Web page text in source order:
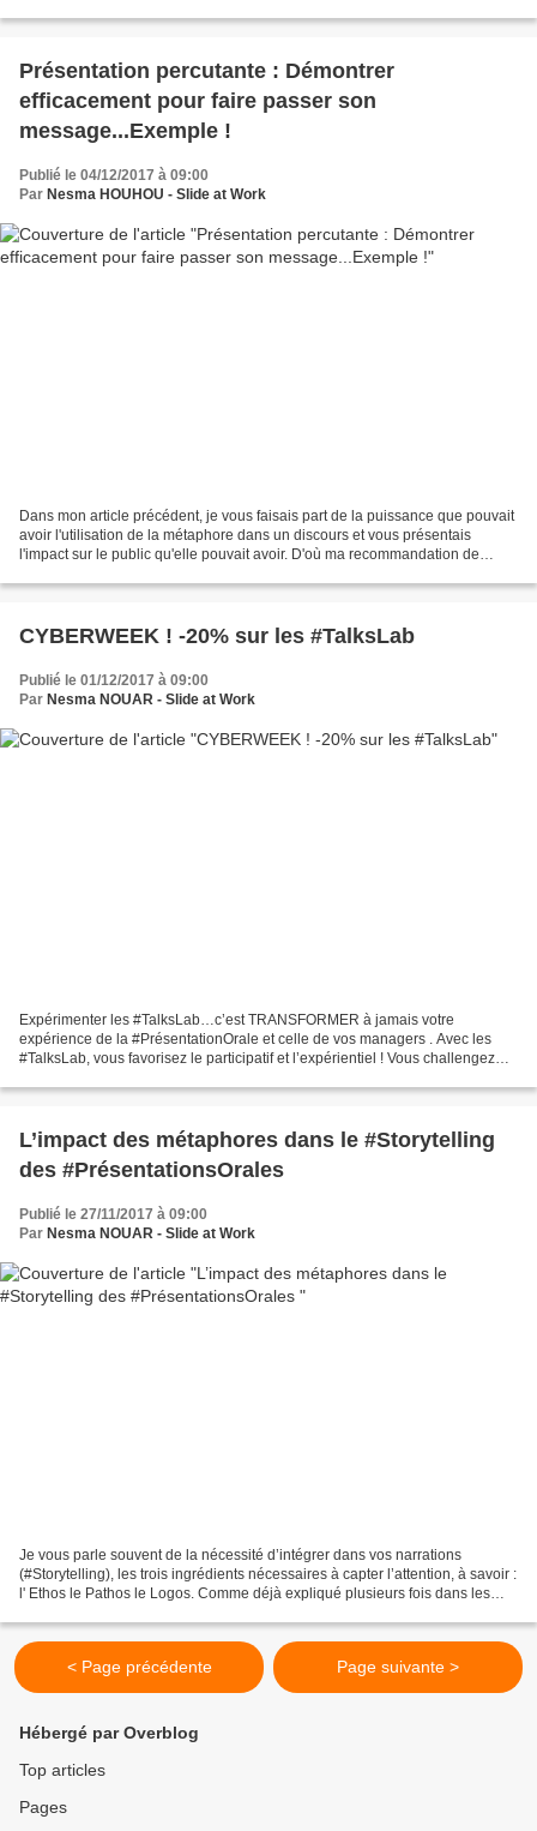
Présentation percutante : Démontrer
efficacement pour faire passer son
message...Exemple !
Publié le 04/12/2017 à 09:00
Par Nesma HOUHOU - Slide at Work
Dans mon article précédent, je vous faisais part de la puissance que pouvait
avoir l'utilisation de la métaphore dans un discours et vous présentais
l'impact sur le public qu'elle pouvait avoir. D'où ma recommandation de
CYBERWEEK ! -20% sur les #TalksLab
Publié le 01/12/2017 à 09:00
Par Nesma NOUAR - Slide at Work
Expérimenter les #TalksLab…c’est TRANSFORMER à jamais votre
expérience de la #PrésentationOrale et celle de vos managers . Avec les
#TalksLab, vous favorisez le participatif et l’expérientiel ! Vous challengez
L’impact des métaphores dans le #Storytelling
des #PrésentationsOrales
Publié le 27/11/2017 à 09:00
Par Nesma NOUAR - Slide at Work
Je vous parle souvent de la nécessité d’intégrer dans vos narrations
(#Storytelling), les trois ingrédients nécessaires à capter l’attention, à savoir :
l' Ethos le Pathos le Logos. Comme déjà expliqué plusieurs fois dans les
< Page précédente Page suivante >
Hébergé par Overblog
Top articles
Pages